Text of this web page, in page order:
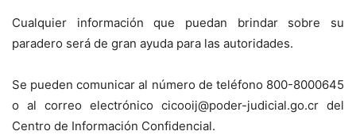
Cualquier información que puedan brindar sobre su
paradero será de gran ayuda para las autoridades.
Se pueden comunicar al número de teléfono 800-8000645
o al correo electrónico cicooij@poder-judicial.go.cr del
Centro de Información Confidencial.